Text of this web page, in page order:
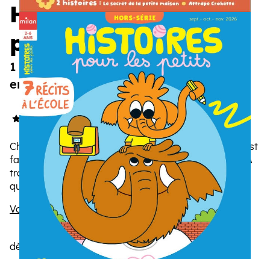
Histoires pour les
petits
1 histoire, c’est bien. 3 histoires, c’est
encore mieux !
4.8/5(30 avis)
Choisir un abonnement à Histoires pour les petits, c’est
faire découvrir à votre enfant le plaisir de la lecture. À
travers des contes, des fables et des récits de la vie
quotidienne, votre enfant s’éveille à la littérature
enfantine.
Voir la description
dès /numéro